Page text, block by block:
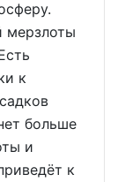
мерзлоты
к
больше
и
к